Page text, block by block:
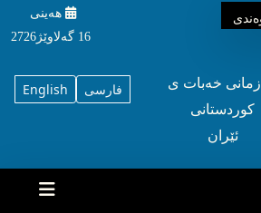
هه‌ینی
16 گه‌لاوێژ2726
English فارسی
خه‌بات ی
کوردستانی
ئێران